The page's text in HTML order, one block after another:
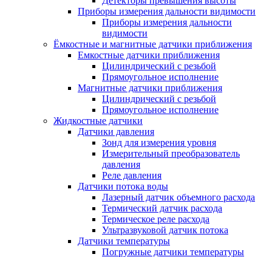
Приборы измерения дальности видимости
Приборы измерения дальности
видимости
Ёмкостные и магнитные датчики приближения
Емкостные датчики приближения
Цилиндрический с резьбой
Прямоугольное исполнение
Магнитные датчики приближения
Цилиндрический с резьбой
Прямоугольное исполнение
Жидкостные датчики
Датчики давления
Зонд для измерения уровня
Измерительный преобразователь
давления
Реле давления
Датчики потока воды
Лазерный датчик объемного расхода
Термический датчик расхода
Термическое реле расхода
Ультразвуковой датчик потока
Датчики температуры
Погружные датчики температуры